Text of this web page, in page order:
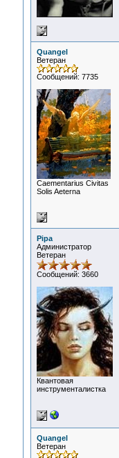
Quangel
Ветеран
Сообщений: 7735
Сaementarius Civitas
Solis Aeterna
Pipa
Администратор
Ветеран
Сообщений: 3660
Квантовая
инструменталистка
Quangel
Ветеран